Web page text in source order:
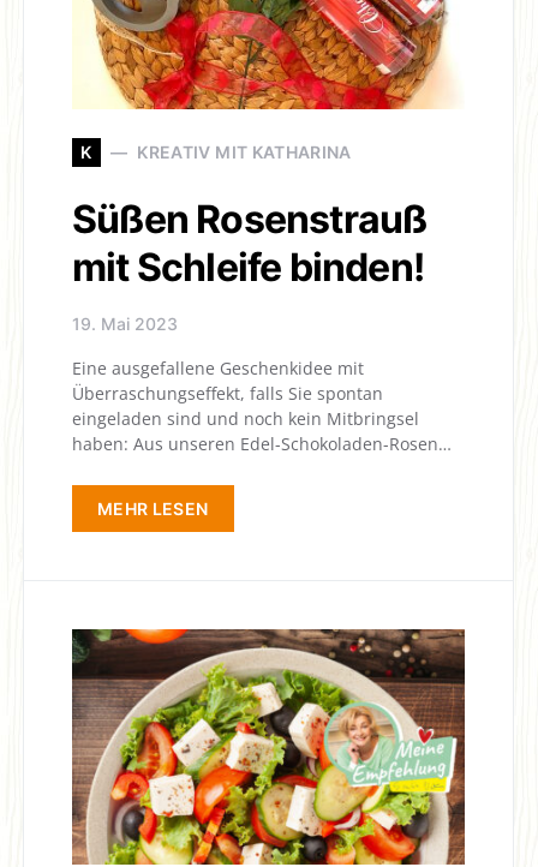
K KREATIV MIT KATHARINA
Süßen Rosenstrauß
mit Schleife binden!
19. Mai 2023
Eine ausgefallene Geschenkidee mit
Überraschungseffekt, falls Sie spontan
eingeladen sind und noch kein Mitbringsel
haben: Aus unseren Edel-Schokoladen-Rosen…
MEHR LESEN